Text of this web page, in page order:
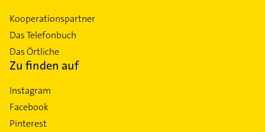
Kooperationspartner
Das Telefonbuch
Das Örtliche
Zu finden auf
Instagram
Facebook
Pinterest